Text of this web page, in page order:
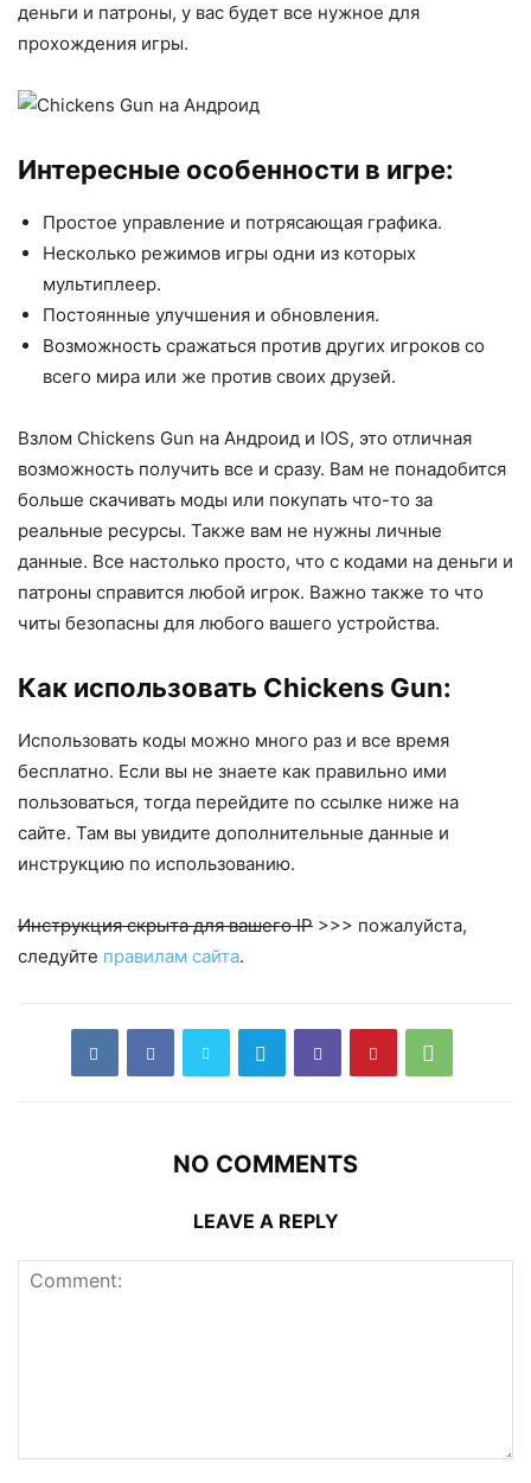
деньги и патроны, у вас будет все нужное для
прохождения игры.
Интересные особенности в игре:
Простое управление и потрясающая графика.
Несколько режимов игры одни из которых
мультиплеер.
Постоянные улучшения и обновления.
Возможность сражаться против других игроков со
всего мира или же против своих друзей.
Взлом Chickens Gun на Андроид и IOS, это отличная
возможность получить все и сразу. Вам не понадобится
больше скачивать моды или покупать что-то за
реальные ресурсы. Также вам не нужны личные
данные. Все настолько просто, что с кодами на деньги и
патроны справится любой игрок. Важно также то что
читы безопасны для любого вашего устройства.
Как использовать Chickens Gun:
Использовать коды можно много раз и все время
бесплатно. Если вы не знаете как правильно ими
пользоваться, тогда перейдите по ссылке ниже на
сайте. Там вы увидите дополнительные данные и
инструкцию по использованию.
Инструкция скрыта для вашего IP >>> пожалуйста,
следуйте правилам сайта.
NO COMMENTS
LEAVE A REPLY